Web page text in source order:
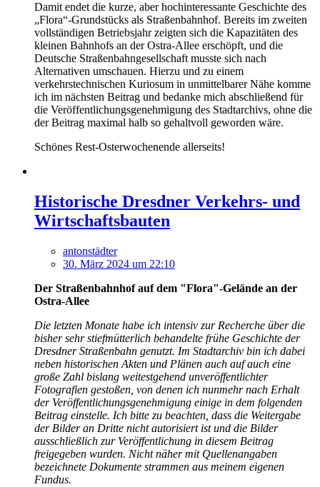
Damit endet die kurze, aber hochinteressante Geschichte des
„Flora“-Grundstücks als Straßenbahnhof. Bereits im zweiten
vollständigen Betriebsjahr zeigten sich die Kapazitäten des
kleinen Bahnhofs an der Ostra-Allee erschöpft, und die
Deutsche Straßenbahngesellschaft musste sich nach
Alternativen umschauen. Hierzu und zu einem
verkehrstechnischen Kuriosum in unmittelbarer Nähe komme
ich im nächsten Beitrag und bedanke mich abschließend für
die Veröffentlichungsgenehmigung des Stadtarchivs, ohne die
der Beitrag maximal halb so gehaltvoll geworden wäre.
Schönes Rest-Osterwochenende allerseits!
Historische Dresdner Verkehrs- und
Wirtschaftsbauten
antonstädter
30. März 2024 um 22:10
Der Straßenbahnhof auf dem "Flora"-Gelände an der
Ostra-Allee
Die letzten Monate habe ich intensiv zur Recherche über die
bisher sehr stiefmütterlich behandelte frühe Geschichte der
Dresdner Straßenbahn genutzt. Im Stadtarchiv bin ich dabei
neben historischen Akten und Plänen auch auf auch eine
große Zahl bislang weitestgehend unveröffentlichter
Fotografien gestoßen, von denen ich nunmehr nach Erhalt
der Veröffentlichungsgenehmigung einige in dem folgenden
Beitrag einstelle. Ich bitte zu beachten, dass die Weitergabe
der Bilder an Dritte nicht autorisiert ist und die Bilder
ausschließlich zur Veröffentlichung in diesem Beitrag
freigegeben wurden. Nicht näher mit Quellenangaben
bezeichnete Dokumente strammen aus meinem eigenen
Fundus.